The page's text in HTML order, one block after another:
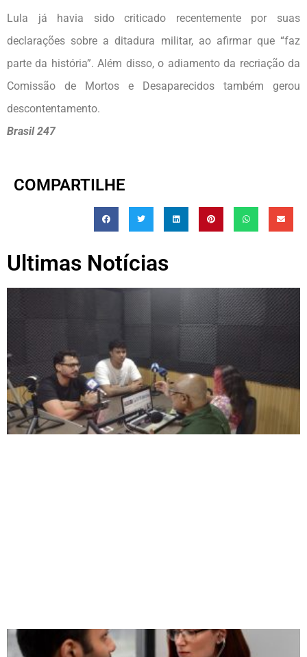
Lula já havia sido criticado recentemente por suas
declarações sobre a ditadura militar, ao afirmar que “faz
parte da história”. Além disso, o adiamento da recriação da
Comissão de Mortos e Desaparecidos também gerou
descontentamento.
Brasil 247
COMPARTILHE
Ultimas Notícias